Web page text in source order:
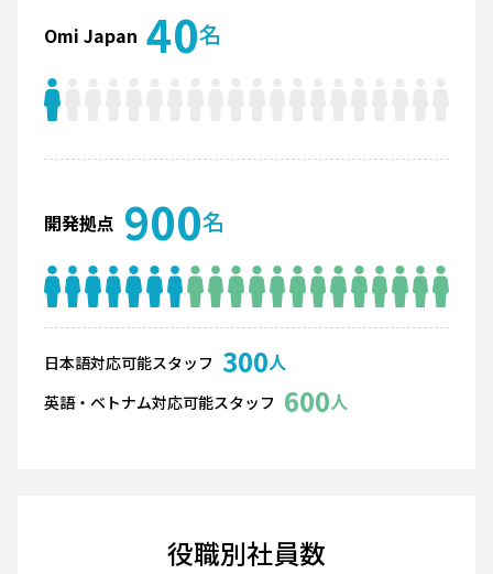
Omi Japan 40名
開発拠点 900名
日本語対応可能スタッフ 300人
英語・ベトナム対応可能スタッフ 600人
役職別社員数